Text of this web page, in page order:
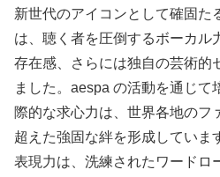
新世代のアイコンとして確固た
は、聴く者を圧倒するボーカル
存在感、さらには独自の芸術的
ました。aespa の活動を通じて
際的な求心力は、世界各地のフ
超えた強固な絆を形成していま
表現力は、洗練されたワードロ